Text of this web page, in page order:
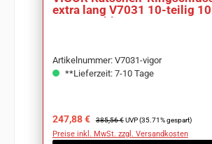
extra lang V7031 10-teilig
mm Anzahl
Artikelnummer: V7031-vigor
**Lieferzeit: 7-10 Tage
Verkaufspreis:
247,88 € Regulärer Preis:
385,56 € UVP (35.71% gespart)
Preise inkl. MwSt. zzgl. Versandkosten